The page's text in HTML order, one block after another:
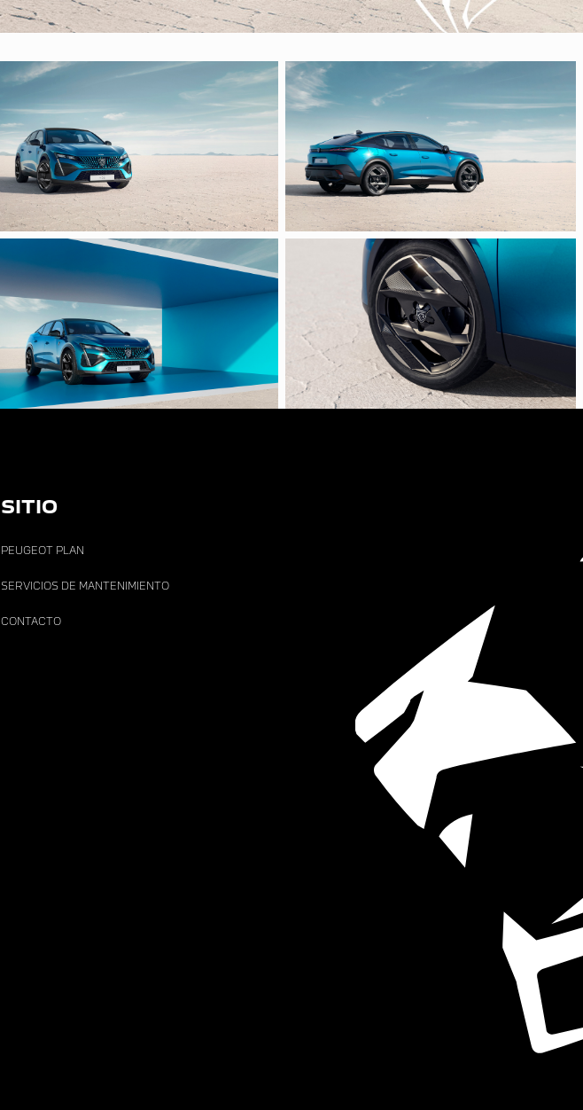
SITIO
PEUGEOT PLAN
SERVICIOS DE MANTENIMIENTO
CONTACTO